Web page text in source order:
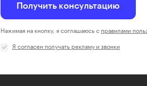
Получить консультацию
Нажимая на кнопку, я соглашаюсь с правилами
Я согласен получать рекламу и звонки